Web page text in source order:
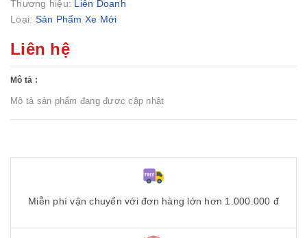
Thương hiệu: Liên Doanh
Loại: Sản Phẩm Xe Mới
Liên hệ
Mô tả :
Mô tả sản phẩm đang được cập nhật
Miễn phí vận chuyển với đơn hàng lớn hơn 1.000.000 đ